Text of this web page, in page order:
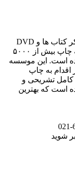
انتشارات پردازش به عنوان اولین ناشر و مبتکر کتاب ها و DVD
های کارشناسی ارشد و دکترا تاکنون موفق به چاپ بیش از ۵۰۰۰
است. این موسسه
اقدام به چاپ
کامل تشریحی و
است که بهترین
شوید